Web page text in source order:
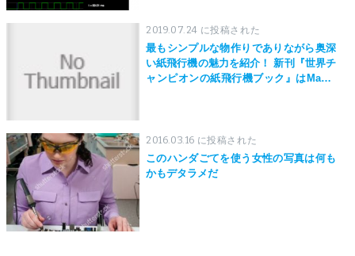
2019.07.24 に投稿された
最もシンプルな物作りでありながら奥深
い紙飛行機の魅力を紹介！ 新刊『世界チ
ャンピオンの紙飛行機ブック』はMaker
2016.03.16 に投稿された
このハンダごてを使う女性の写真は何も
かもデタラメだ